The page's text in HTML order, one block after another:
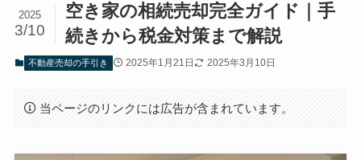
空き家の相続売却完全ガイド｜手
続きから税金対策まで解説
2025
3/10
不動産売却の手引き 2025年1月21日 2025年3月10日
当ページのリンクには広告が含まれています。